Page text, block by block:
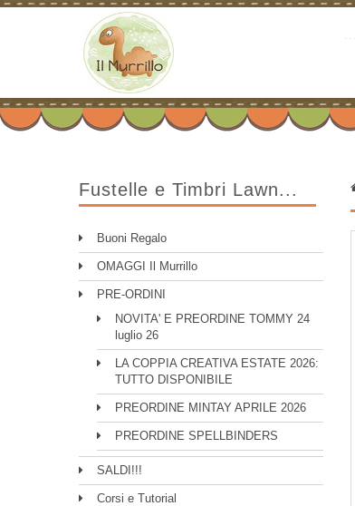
Fustelle e Timbri Lawn...
Buoni Regalo
OMAGGI Il Murrillo
PRE-ORDINI
NOVITA' E PREORDINE TOMMY 24
luglio 26
LA COPPIA CREATIVA ESTATE 2026:
TUTTO DISPONIBILE
PREORDINE MINTAY APRILE 2026
PREORDINE SPELLBINDERS
SALDI!!!
Corsi e Tutorial